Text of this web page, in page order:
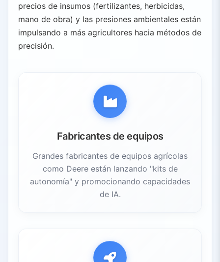
precios de insumos (fertilizantes, herbicidas,
mano de obra) y las presiones ambientales están
impulsando a más agricultores hacia métodos de
precisión.
Fabricantes de equipos
Grandes fabricantes de equipos agrícolas
como Deere están lanzando "kits de
autonomía" y promocionando capacidades
de IA.